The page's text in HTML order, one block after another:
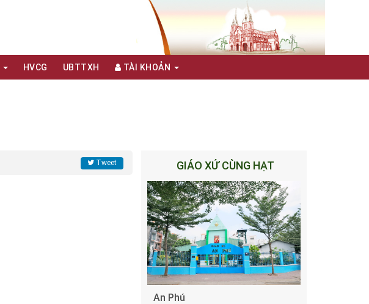
HVCG UBTTXH TÀI KHOẢN
Tweet GIÁO XỨ CÙNG HẠT
An Phú